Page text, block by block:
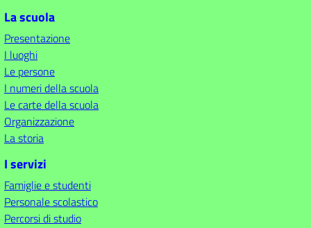
La scuola
Presentazione
I luoghi
Le persone
I numeri della scuola
Le carte della scuola
Organizzazione
La storia
I servizi
Famiglie e studenti
Personale scolastico
Percorsi di studio